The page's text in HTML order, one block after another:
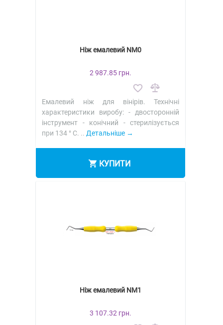
Ніж емалевий NM0
2 987.85 грн.
Емалевий ніж для вінірів. Технічні
характеристики виробу: - двосторонній
інструмент - конічний - стерилізується
при 134 ° C. ..Детальніше
КУПИТИ
Ніж емалевий NM1
3 107.32 грн.